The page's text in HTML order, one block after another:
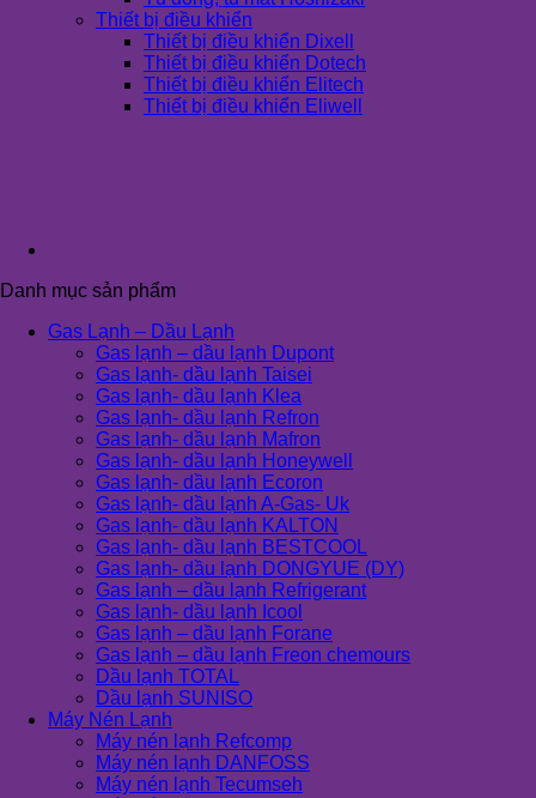
Thiết bị điều khiển
Thiết bị điều khiển Dixell
Thiết bị điều khiển Dotech
Thiết bị điều khiển Elitech
Thiết bị điều khiển Eliwell
Danh mục sản phẩm
Gas Lạnh – Dầu Lạnh
Gas lạnh – dầu lạnh Dupont
Gas lạnh- dầu lạnh Taisei
Gas lạnh- dầu lạnh Klea
Gas lạnh- dầu lạnh Refron
Gas lạnh- dầu lạnh Mafron
Gas lạnh- dầu lạnh Honeywell
Gas lạnh- dầu lạnh Ecoron
Gas lạnh- dầu lạnh A-Gas- Uk
Gas lạnh- dầu lạnh KALTON
Gas lạnh- dầu lạnh BESTCOOL
Gas lạnh- dầu lạnh DONGYUE (DY)
Gas lạnh – dầu lạnh Refrigerant
Gas lạnh- dầu lạnh Icool
Gas lạnh – dầu lạnh Forane
Gas lạnh – dầu lạnh Freon chemours
Dầu lạnh TOTAL
Dầu lạnh SUNISO
Máy Nén Lạnh
Máy nén lạnh Refcomp
Máy nén lạnh DANFOSS
Máy nén lạnh Tecumseh